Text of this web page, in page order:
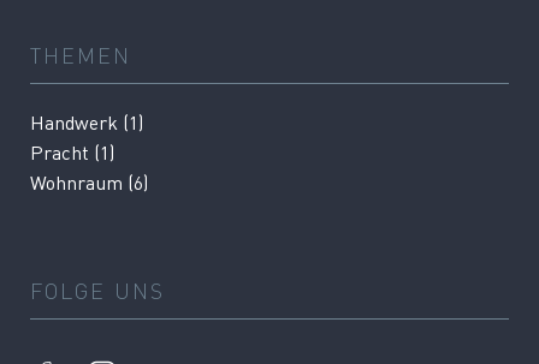
THEMEN
Handwerk (1)
Pracht (1)
Wohnraum (6)
FOLGE UNS